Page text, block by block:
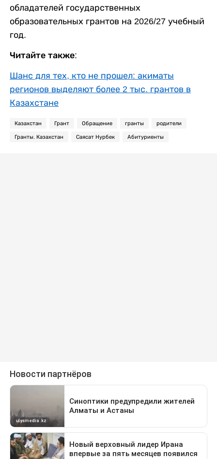
обладателей государственных
образовательных грантов на 2026/27 учебный
год.
Читайте также:
Шанс для тех, кто не прошел: акиматы
регионов выделяют более 2 тыс. грантов в
Казахстане
Казахстан Грант Обращение гранты родители
Гранты. Казахстан Саясат Нурбек Абитуриенты